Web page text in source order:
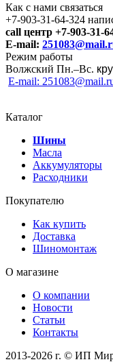
Как с нами связаться
+7-903-31-64-324
call центр +7-903-31-
E-mail:
Режим работы
Волжский Пн.–Вс.
E-mail:
Каталог
Шины
Масла
Аккумуляторы
Расходники
Покупателю
Как купить
Доставка
Шиномонтаж
О магазине
О компании
Новости
Статьи
Контакты
2013-2026 г. © ИП